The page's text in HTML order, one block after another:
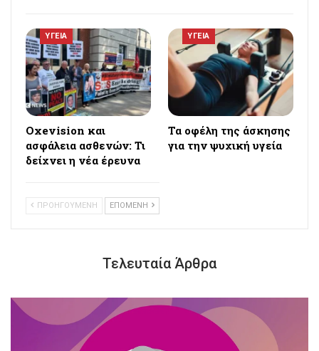
ΥΓΕΙΑ
Oxevision και
ασφάλεια ασθενών: Τι
δείχνει η νέα έρευνα
ΥΓΕΙΑ
Τα οφέλη της άσκησης
για την ψυχική υγεία
ΠΡΟΗΓΟΥΜΕΝΗ ΕΠΟΜΕΝΗ
Τελευταία Άρθρα